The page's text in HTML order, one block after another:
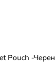
Pouch -Черен